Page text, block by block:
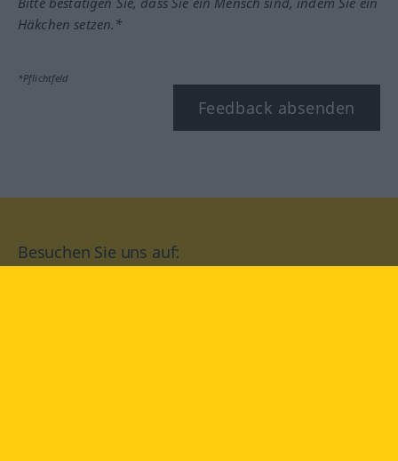
Häkchen setzen.*
*Pflichtfeld
Feedback absenden
Besuchen Sie uns auf: